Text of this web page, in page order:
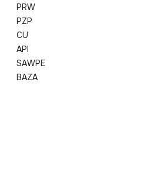
PRW
PZP
CU
API
SAWPE
BAZA